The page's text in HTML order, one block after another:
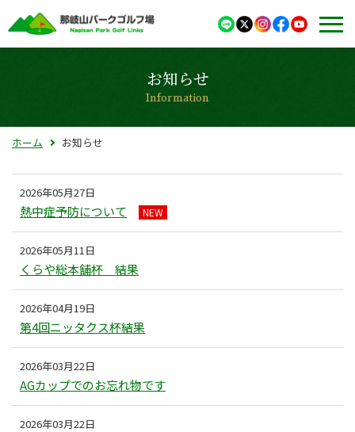
お知らせ
Information
ホーム お知らせ
2026年05月27日
熱中症予防について NEW
2026年05月11日
くらや総本舗杯 結果
2026年04月19日
第4回ニッタクス杯結果
2026年03月22日
AGカップでのお忘れ物です
2026年03月22日